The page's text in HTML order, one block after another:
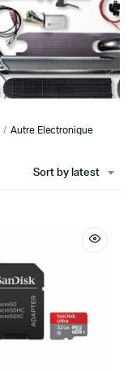
Autre Electronique
Sort by latest